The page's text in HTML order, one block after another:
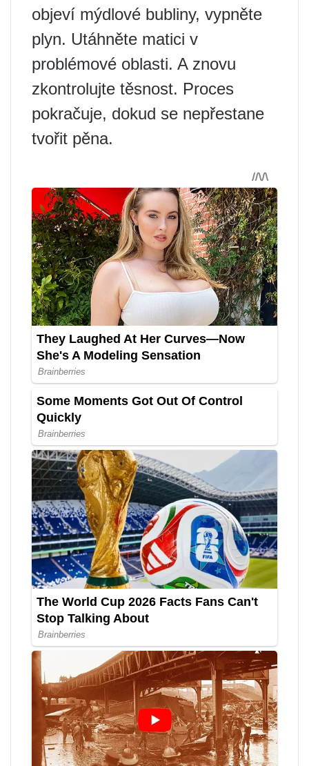
objeví mýdlové bubliny, vypněte
plyn. Utáhněte matici v
problémové oblasti. A znovu
zkontrolujte těsnost. Proces
pokračuje, dokud se nepřestane
tvořit pěna.